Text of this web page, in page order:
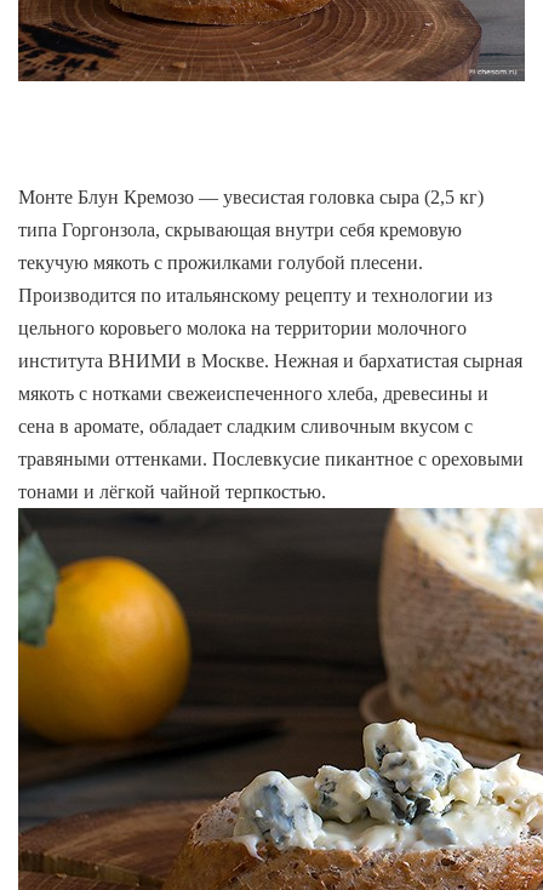
Монте Блун Кремозо — увесистая головка сыра (2,5 кг)
типа Горгонзола, скрывающая внутри себя кремовую
текучую мякоть с прожилками голубой плесени.
Производится по итальянскому рецепту и технологии из
цельного коровьего молока на территории молочного
института ВНИМИ в Москве. Нежная и бархатистая сырная
мякоть с нотками свежеиспеченного хлеба, древесины и
сена в аромате, обладает сладким сливочным вкусом с
травяными оттенками. Послевкусие пикантное с ореховыми
тонами и лёгкой чайной терпкостью.